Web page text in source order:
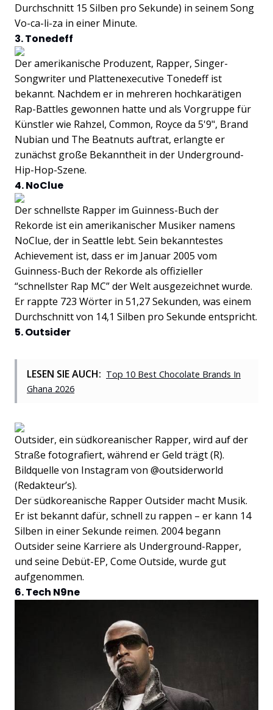
Durchschnitt 15 Silben pro Sekunde) in seinem Song
Vo-ca-li-za in einer Minute.
3. Tonedeff
Der amerikanische Produzent, Rapper, Singer-
Songwriter und Plattenexecutive Tonedeff ist
bekannt. Nachdem er in mehreren hochkarätigen
Rap-Battles gewonnen hatte und als Vorgruppe für
Künstler wie Rahzel, Common, Royce da 5'9", Brand
Nubian und The Beatnuts auftrat, erlangte er
zunächst große Bekanntheit in der Underground-
Hip-Hop-Szene.
4. NoClue
Der schnellste Rapper im Guinness-Buch der
Rekorde ist ein amerikanischer Musiker namens
NoClue, der in Seattle lebt. Sein bekanntestes
Achievement ist, dass er im Januar 2005 vom
Guinness-Buch der Rekorde als offizieller
“schnellster Rap MC” der Welt ausgezeichnet wurde.
Er rappte 723 Wörter in 51,27 Sekunden, was einem
Durchschnitt von 14,1 Silben pro Sekunde entspricht.
5. Outsider
LESEN SIE AUCH: Top 10 Best Chocolate Brands In
Ghana 2026
Outsider, ein südkoreanischer Rapper, wird auf der
Straße fotografiert, während er Geld trägt (R).
Bildquelle von Instagram von @outsiderworld
(Redakteur’s).
Der südkoreanische Rapper Outsider macht Musik.
Er ist bekannt dafür, schnell zu rappen – er kann 14
Silben in einer Sekunde reimen. 2004 begann
Outsider seine Karriere als Underground-Rapper,
und seine Debüt-EP, Come Outside, wurde gut
aufgenommen.
6. Tech N9ne